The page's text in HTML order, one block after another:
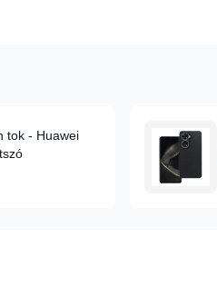
tok - Huawei